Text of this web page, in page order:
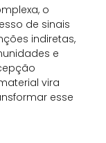
o
de sinais
indiretas,
e
vira
esse